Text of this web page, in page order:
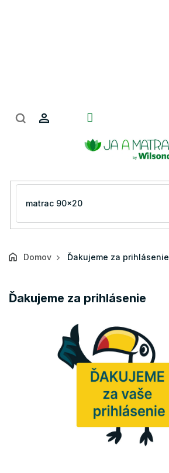
Domov Ďakujeme za prihlásenie
Ďakujeme za prihlásenie